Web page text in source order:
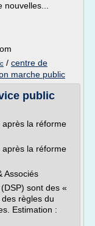
/ centre de
marche public
public
après la réforme
après la réforme
Associés
sont des «
règles du
Estimation :